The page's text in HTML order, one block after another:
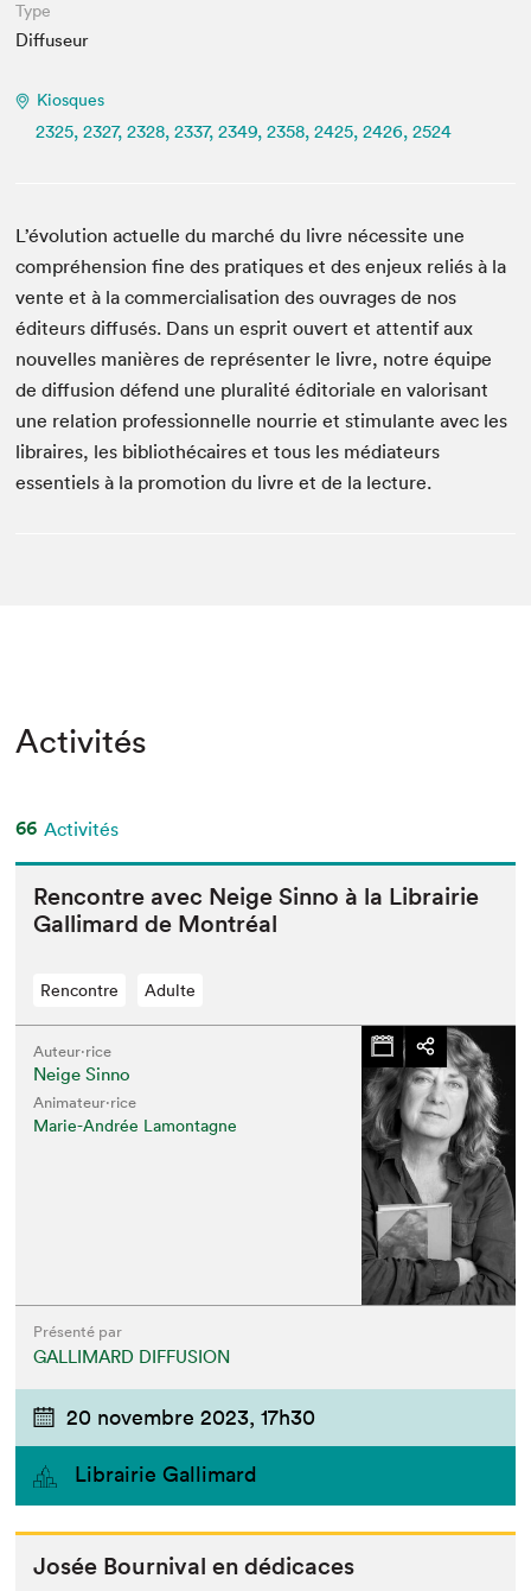
Espace médias
Type
Diffuseur
Kiosques
2325, 2327, 2328, 2337, 2349, 2358, 2425, 2426, 2524
L’évolution actuelle du marché du livre nécessite une
compréhension fine des pratiques et des enjeux reliés à la
vente et à la commercialisation des ouvrages de nos
éditeurs diffusés. Dans un esprit ouvert et attentif aux
nouvelles manières de représenter le livre, notre équipe
de diffusion défend une pluralité éditoriale en valorisant
une relation professionnelle nourrie et stimulante avec les
libraires, les bibliothécaires et tous les médiateurs
essentiels à la promotion du livre et de la lecture.
Activités
66 Activités
Ren­con­tre avec Neige Sin­no à la Librairie
Gal­li­mard de Montréal
Rencontre Adulte
Auteur·rice
Neige Sinno
Animateur⋅rice
Marie-Andrée Lamontagne
Présenté par
GALLIMARD DIFFUSION
20 novembre 2023, 17h30
Librairie Gallimard
Josée Bour­ni­val en dédicaces